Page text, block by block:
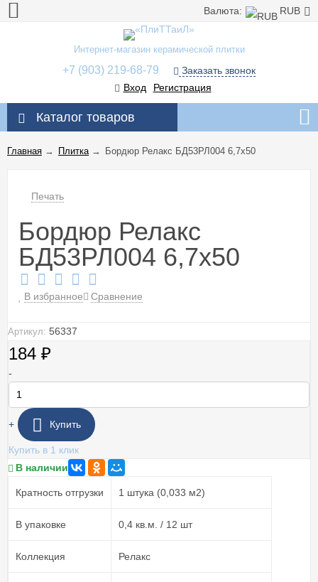
Валюта: RUB
Интернет-магазин керамической плитки
+7 (903) 219-68-79
Заказать звонок
Вход
Регистрация
Каталог товаров
Главная → Плитка→ Бордюр Релакс БД53РЛ004 6,7x50
Печать
Бордюр Релакс
БД53РЛ004 6,7x50
В избранное Сравнение
Артикул: 56337
184 ₽
-
+ Купить
Купить в 1 клик
В наличии
Кратность отгрузки 1 штука (0,033 м2)
В упаковке 0,4 кв.м. / 12 шт
Коллекция Релакс